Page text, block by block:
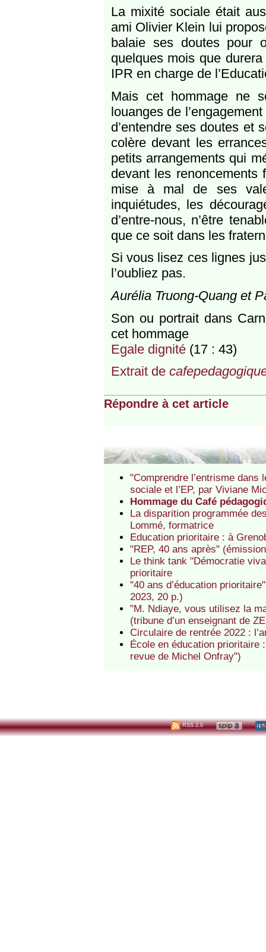
La mixité sociale était
ami Olivier Klein lui
balaie ses doutes pour
quelques mois que
IPR en charge de
Mais cet hommage ne
louanges de
d’entendre ses doutes et
colère devant les
petits arrangements qui
devant les
mise à mal de ses
inquiétudes, les
d’entre-nous, n’être
que ce soit dans les
Si vous lisez ces lignes
l’oubliez pas.
Aurélia Truong-Quang et
Son ou portrait dans
cet hommage
Egale dignité(17 : 43)
Extrait de
Répondre à cet article
"Comprendre l’entrisme
sociale et l’EP, par Viviane
Hommage du Café
La disparition programmée
Lommé, formatrice
Education prioritaire : à
"REP, 40 ans après"
Le think tank "Démocratie
prioritaire
"40 ans d’éducation
2023, 20 p.)
"M. Ndiaye, vous utilisez la
(tribune d’un enseignant de
Circulaire de rentrée 2022 :
École en éducation prioritaire
revue de Michel Onfray")
RSS 2.0